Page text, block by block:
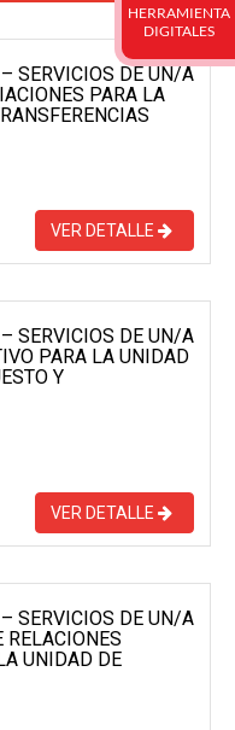
SERVICIOS DE UN/A
PARA LA
VER DETALLE
SERVICIOS DE UN/A
PARA LA UNIDAD
Y
VER DETALLE
SERVICIOS DE UN/A
RELACIONES
UNIDAD DE
HERRAMIENTA
DIGITALES